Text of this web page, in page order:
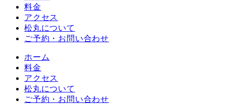
料金
アクセス
松丸について
ご予約・お問い合わせ
ホーム
料金
アクセス
松丸について
ご予約・お問い合わせ